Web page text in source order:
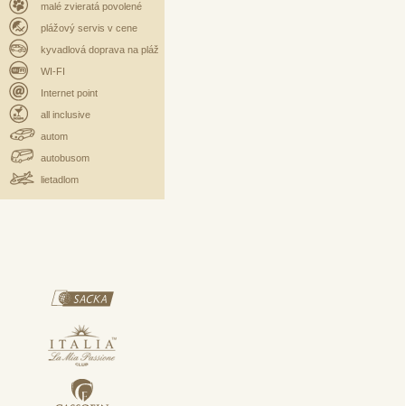
malé zvieratá povolené
plážový servis v cene
kyvadlová doprava na pláž
WI-FI
Internet point
all inclusive
autom
autobusom
lietadlom